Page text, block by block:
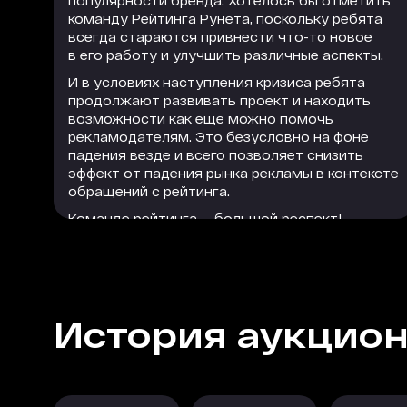
команду Рейтинга Рунета, поскольку ребята
всегда стараются привнести что-то новое
в его работу и улучшить различные аспекты.
И в условиях наступления кризиса ребята
продолжают развивать проект и находить
возможности как еще можно помочь
рекламодателям. Это безусловно на фоне
падения везде и всего позволяет снизить
эффект от падения рынка рекламы в контексте
обращений с рейтинга.
Команде рейтинга — большой респект!
История